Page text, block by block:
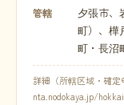
管轄
夕張市、
町）、樺
町・長沼
詳細（所轄区域・確定
nta.nodokaya.jp/